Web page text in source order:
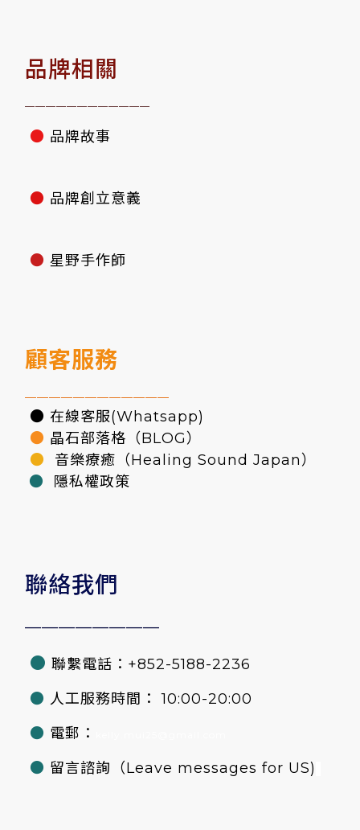
品牌相關
————————————
● 品牌故事
● 品牌創立意義
● 星野手作師
顧客服務
————————————
● 在線客服(Whatsapp)
● 晶石部落格（BLOG）
●
音樂療癒（Healing Sound Japan）
●
隱私權政策
聯絡我們
————————
● 聯繫電話：+852-5188-2236
● 人工服務時間： 10:00-20:00
● 電郵：
● 留言諮詢 （Leave messages for US)